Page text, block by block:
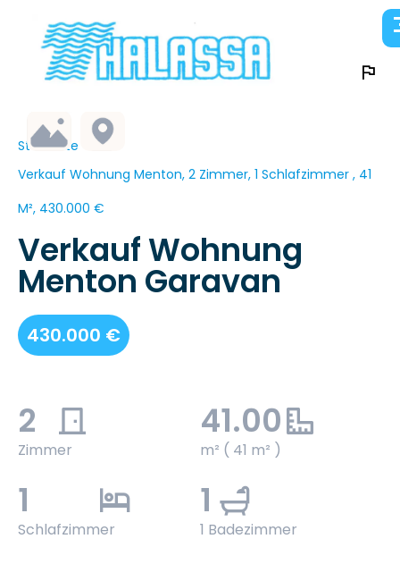
Startseite
Verkauf Wohnung Menton, 2 Zimmer, 1 Schlafzimmer , 41
M², 430.000 €
Verkauf Wohnung
Menton Garavan
430.000 €
2
Zimmer
41.00
m² ( 41 m² )
1
Schlafzimmer
1
1 Badezimmer